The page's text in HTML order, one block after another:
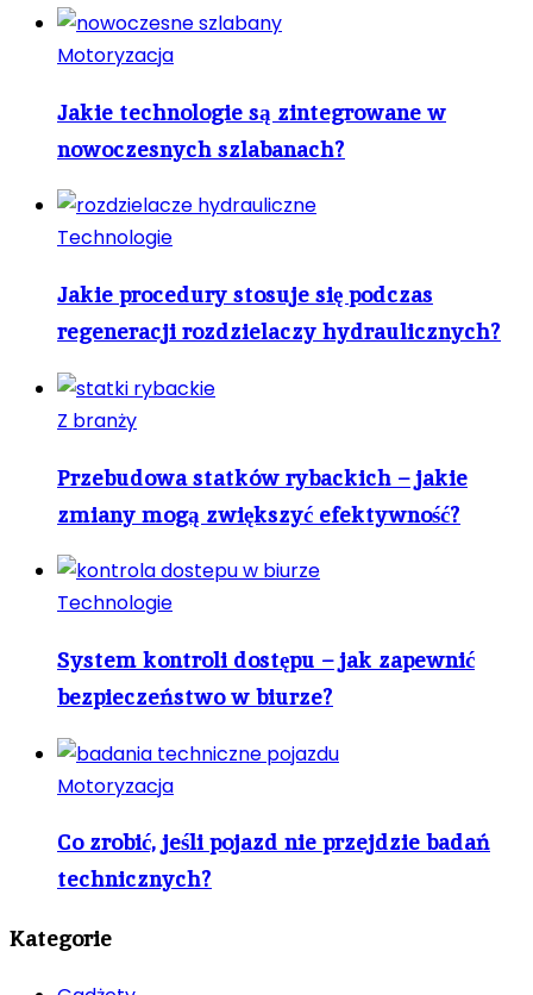
Motoryzacja
Jakie technologie są zintegrowane w
nowoczesnych szlabanach?
Technologie
Jakie procedury stosuje się podczas
regeneracji rozdzielaczy hydraulicznych?
Z branży
Przebudowa statków rybackich – jakie
zmiany mogą zwiększyć efektywność?
Technologie
System kontroli dostępu – jak zapewnić
bezpieczeństwo w biurze?
Motoryzacja
Co zrobić, jeśli pojazd nie przejdzie badań
technicznych?
Kategorie